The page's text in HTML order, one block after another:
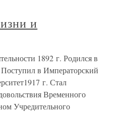
и
1892 г. Родился в
Поступил в Императорский
г. Стал
Временного
Учредительного